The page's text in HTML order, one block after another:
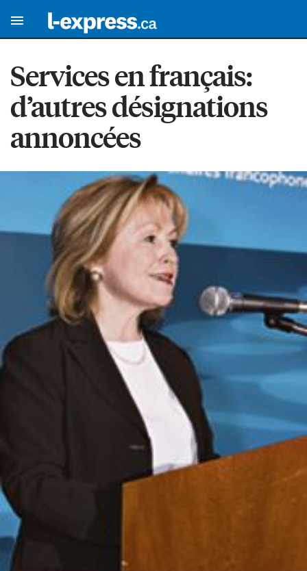
Services en français:
d’autres désignations
annoncées